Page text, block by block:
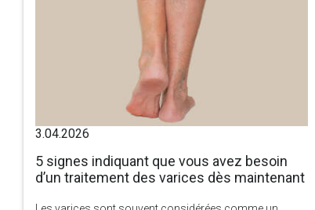
3.04.2026
5 signes indiquant que vous avez besoin
d’un traitement des varices dès maintenant